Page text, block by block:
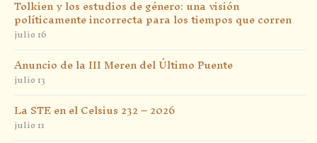
Tolkien y los estudios de género: una visión
políticamente incorrecta para los tiempos que corren
julio 16
Anuncio de la III Meren del Último Puente
julio 13
La STE en el Celsius 232 – 2026
julio 11